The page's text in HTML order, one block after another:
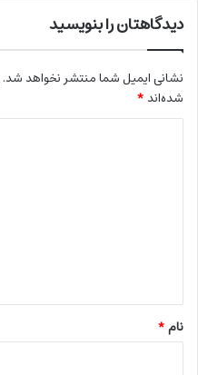
دیدگاهتان را بنویسید
نشانی ایمیل شما منتشر نخواهد شد.
شده‌اند*
نام*